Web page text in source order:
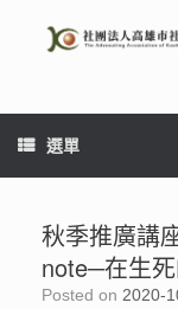
content
選單
秋季推廣講
note─在生死
Posted on 2020-